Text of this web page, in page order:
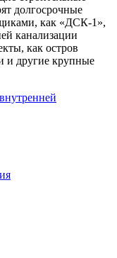
долгосрочные
как «ДСК-1»,
канализации
как остров
и другие крупные